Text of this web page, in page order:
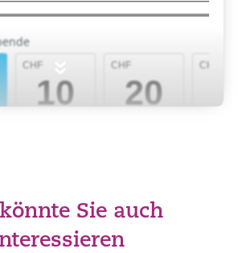
Sie auch